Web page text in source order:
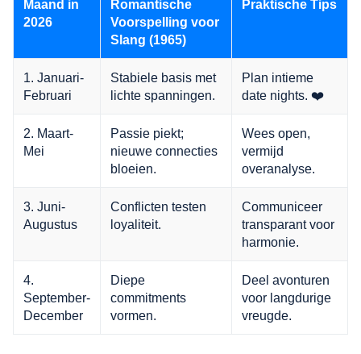
Maand in
2026
Romantische
Voorspelling voor
Slang (1965)
Praktische Tips
1. Januari-
Februari
Stabiele basis met
lichte spanningen.
Plan intieme
date nights. ❤️
2. Maart-
Mei
Passie piekt;
nieuwe connecties
bloeien.
Wees open,
vermijd
overanalyse.
3. Juni-
Augustus
Conflicten testen
loyaliteit.
Communiceer
transparant voor
harmonie.
4.
September-
December
Diepe
commitments
vormen.
Deel avonturen
voor langdurige
vreugde.